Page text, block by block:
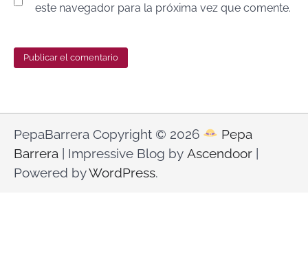
este navegador para la próxima vez que comente.
PepaBarrera Copyright © 2026
Pepa
Barrera | Impressive Blog by Ascendoor |
Powered byWordPress.